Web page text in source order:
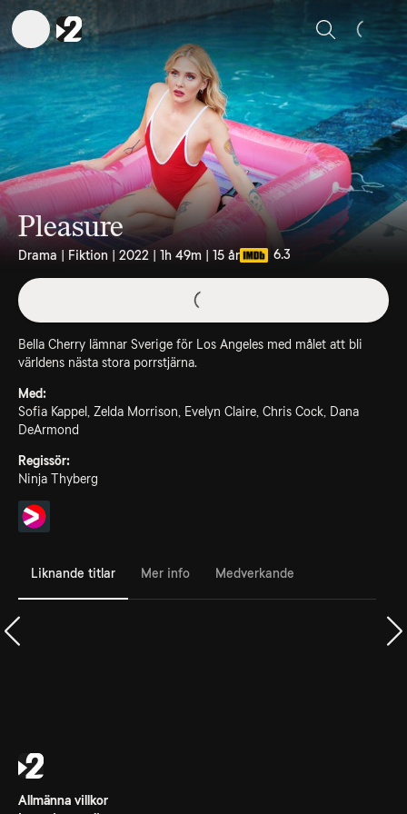
Sök
Pleasure
Drama | Fiktion | 2022 | 1h 49m | 15 år 6.3
Bella Cherry lämnar Sverige för Los Angeles med målet att bli
världens nästa stora porrstjärna.
Med:
Sofia Kappel, Zelda Morrison, Evelyn Claire, Chris Cock, Dana
DeArmond
Regissör:
Ninja Thyberg
Liknande titlar Mer info Medverkande
Allmänna villkor